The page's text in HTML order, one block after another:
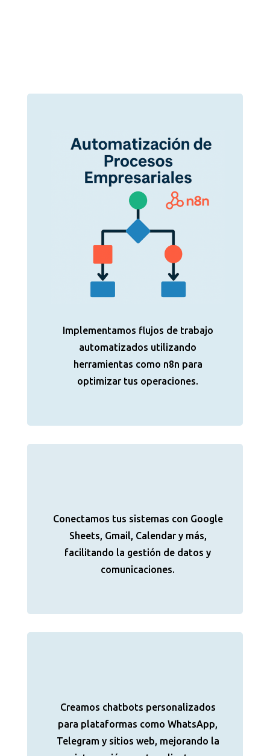
Implementamos flujos de trabajo
automatizados utilizando
herramientas como n8n para
optimizar tus operaciones.
Conectamos tus sistemas con Google
Sheets, Gmail, Calendar y más,
facilitando la gestión de datos y
comunicaciones.
Creamos chatbots personalizados
para plataformas como WhatsApp,
Telegram y sitios web, mejorando la